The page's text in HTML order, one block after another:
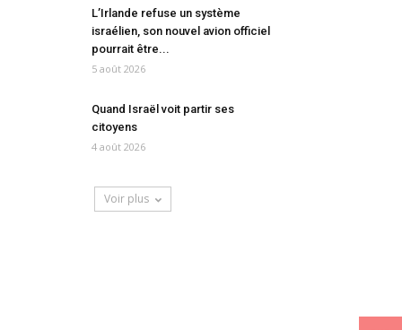
L’Irlande refuse un système
israélien, son nouvel avion officiel
pourrait être...
5 août 2026
Quand Israël voit partir ses
citoyens
4 août 2026
Voir plus